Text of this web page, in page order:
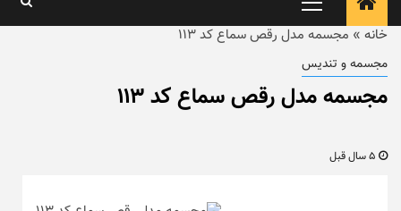
منوی
اصلی
خانه » مجسمه مدل رقص سماع کد ۱۱۳
مجسمه و تندیس
مجسمه مدل رقص سماع کد ۱۱۳